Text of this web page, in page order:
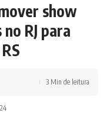
show
RJ para
3 Min de leitura